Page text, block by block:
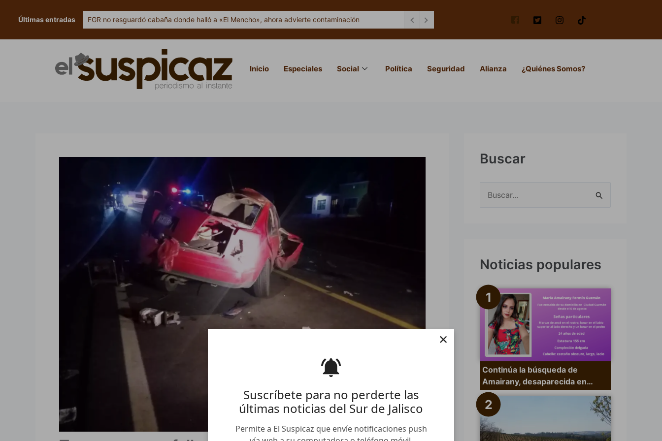
Suscríbete para no perderte las
últimas noticias del Sur de Jalisco
Permite a El Suspicaz que envíe notificaciones push
×
Últimas entradas FGR no resguardó cabaña donde halló a «El Mencho», ahora advierte contaminación
Inicio Especiales Social Política Seguridad Alianza ¿Quiénes Somos?
Buscar
a
p
o
Noticias populares
Continúa la búsqueda de
Amairany, desaparecida en…